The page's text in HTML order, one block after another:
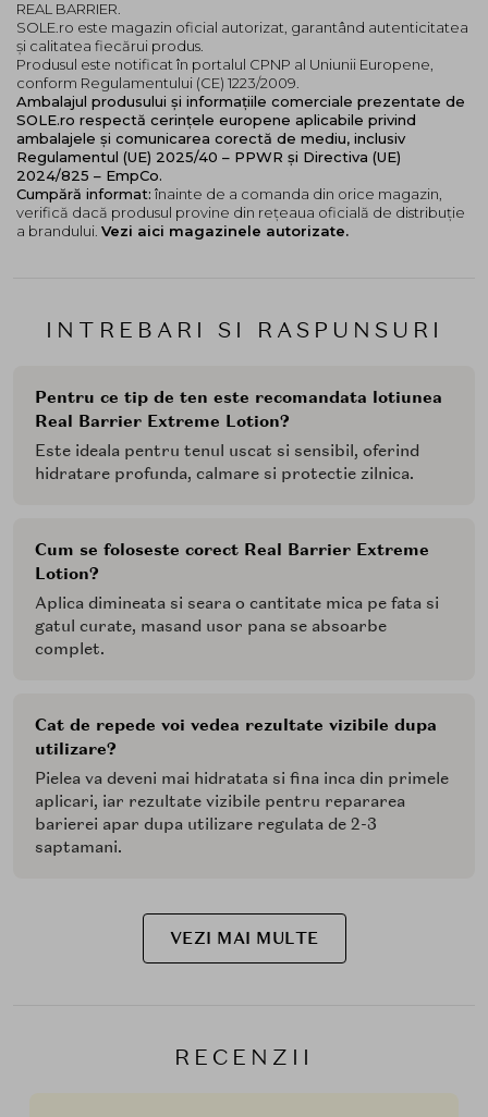
INTREBARI SI RASPUNSURI
Pentru ce tip de ten este recomandata lotiunea
Real Barrier Extreme Lotion?
Este ideala pentru tenul uscat si sensibil, oferind
hidratare profunda, calmare si protectie zilnica.
Cum se foloseste corect Real Barrier Extreme
Lotion?
Aplica dimineata si seara o cantitate mica pe fata si
gatul curate, masand usor pana se absoarbe
complet.
Cat de repede voi vedea rezultate vizibile dupa
utilizare?
Pielea va deveni mai hidratata si fina inca din primele
aplicari, iar rezultate vizibile pentru repararea
barierei apar dupa utilizare regulata de 2-3
saptamani.
VEZI MAI MULTE
REAL BARRIER.
SOLE.ro este magazin oficial autorizat, garantând autenticitatea
și calitatea fiecărui produs.
Produsul este notificat în portalul CPNP al Uniunii Europene,
conform Regulamentului (CE) 1223/2009.
Ambalajul produsului și informațiile comerciale prezentate de
SOLE.ro respectă cerințele europene aplicabile privind
ambalajele și comunicarea corectă de mediu, inclusiv
Regulamentul (UE) 2025/40 – PPWR și Directiva (UE)
2024/825 – EmpCo.
Cumpără informat: înainte de a comanda din orice magazin,
verifică dacă produsul provine din rețeaua oficială de distribuție
a brandului. Vezi aici magazinele autorizate.
RECENZII